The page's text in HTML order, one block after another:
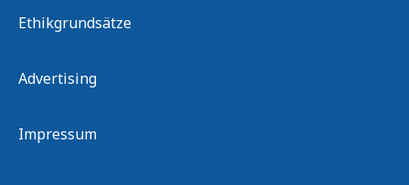
Ethikgrundsätze
Advertising
Impressum